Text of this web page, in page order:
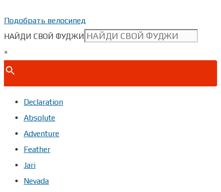
Подобрать велосипед
НАЙДИ СВОЙ ФУДЖИ
×
Declaration
Absolute
Adventure
Feather
Jari
Nevada